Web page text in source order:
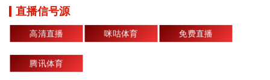
直播信号源
高清直播 咪咕体育 免费直播
腾讯体育